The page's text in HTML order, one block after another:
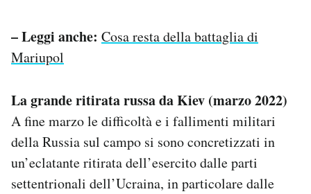
– Leggi anche: Cosa resta della battaglia di
Mariupol
La grande ritirata russa da Kiev (marzo 2022)
A fine marzo le difficoltà e i fallimenti militari
della Russia sul campo si sono concretizzati in
un’eclatante ritirata dell’esercito dalle parti
settentrionali dell’Ucraina, in particolare dalle